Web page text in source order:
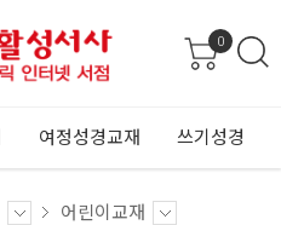
0
여정성경교재 쓰기성경
어린이교재